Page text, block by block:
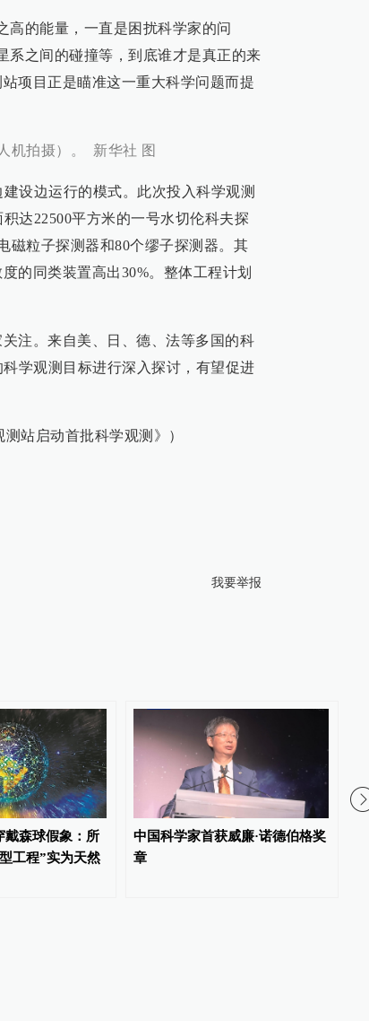
高的能量，一直是困扰科学家的问
系之间的碰撞等，到底谁才是真正的来
项目正是瞄准这一重大科学问题而提
机拍摄）。 新华社 图
设边运行的模式。此次投入科学观测
达22500平方米的一号水切伦科夫探
磁粒子探测器和80个缪子探测器。其
的同类装置高出30%。整体工程计划
注。来自美、日、德、法等多国的科
学观测目标进行深入探讨，有望促进
站启动首批科学观测》）
我要举报
戴森球假象：所
工程”实为天然
中国科学家首获威廉·诺德伯格奖
章